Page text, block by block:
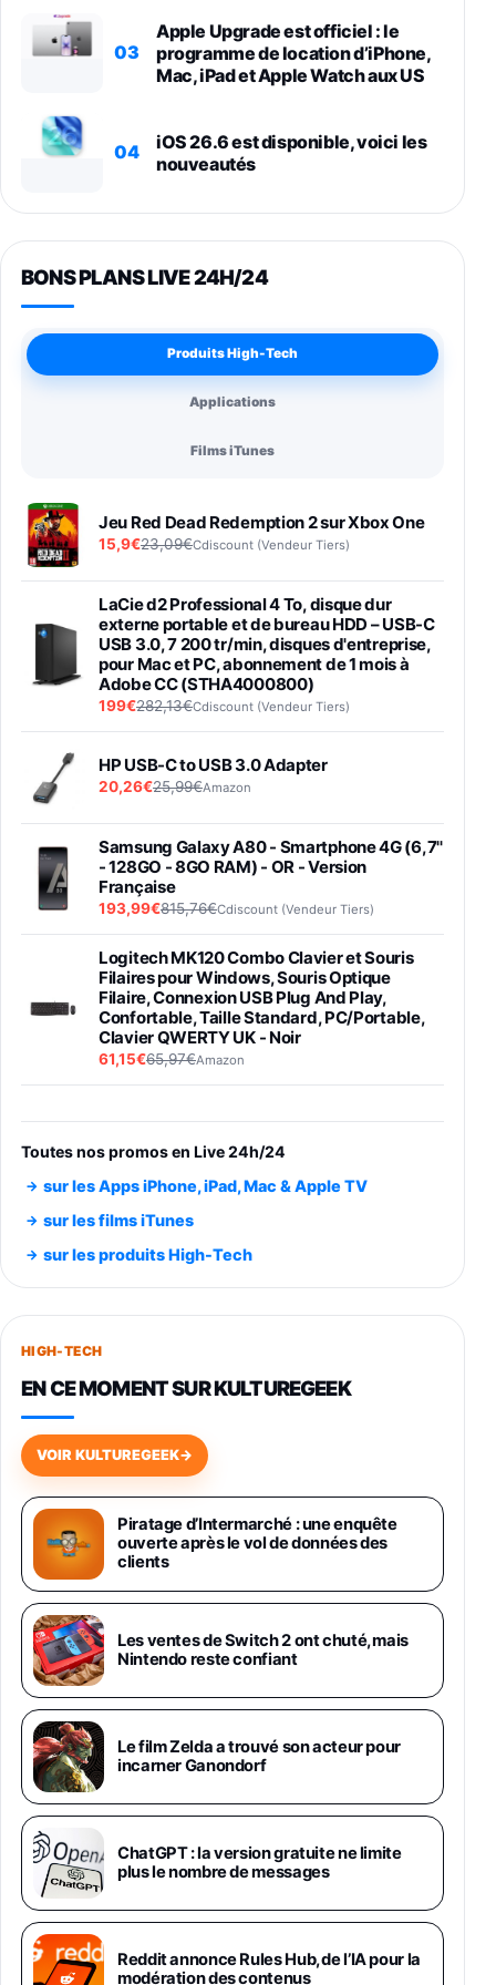
03
Apple Upgrade est officiel : le
programme de location d’iPhone,
Mac, iPad et Apple Watch aux US
04
iOS 26.6 est disponible, voici les
nouveautés
BONS PLANS LIVE 24H/24
Produits High-Tech
Applications
Films iTunes
Jeu Red Dead Redemption 2 sur Xbox One
15,9€23,09€Cdiscount (Vendeur Tiers)
LaCie d2 Professional 4 To, disque dur
externe portable et de bureau HDD – USB-C
USB 3.0, 7 200 tr/min, disques d'entreprise,
pour Mac et PC, abonnement de 1 mois à
Adobe CC (STHA4000800)
199€282,13€Cdiscount (Vendeur Tiers)
HP USB-C to USB 3.0 Adapter
20,26€25,99€Amazon
Samsung Galaxy A80 - Smartphone 4G (6,7''
- 128GO - 8GO RAM) - OR - Version
Française
193,99€815,76€Cdiscount (Vendeur Tiers)
Logitech MK120 Combo Clavier et Souris
Filaires pour Windows, Souris Optique
Filaire, Connexion USB Plug And Play,
Confortable, Taille Standard, PC/Portable,
Clavier QWERTY UK - Noir
61,15€65,97€Amazon
entraénement direct 3 vitesses (33-45-78
trs/min) avec pre-ampli intégré et port USB
Smartphone SAMSUNG Galaxy S26 Ultra
891,99€1199€Fnac (Vendeur Tiers)
Smartphone SAMSUNG Galaxy S26+ Violet
749,99€
648,63€834,71€
Samsung Galaxy Miracle Ultra, Smartphone
Android 5G avec Galaxy AI, 512 Go,
Chargeur Secteur Rapide 25W Inclus,
Smartphone déverrouillé, Noir, Version FR
1019€
Galaxy S26 Ultra 512 Go Bleu
1019€1399€ Fnac (Vendeur Tiers)
Galaxy S26 Ultra 256 Go Violet
892€1199€Fnac (Vendeur Tiers)
Philips SHK2000BL - Casque Enfant - Bleu &
Répartiteur Audio 5 Casques, Blanc
24,94€29,96€Fnac (Vendeur Tiers)
Asus RT-AC59U Routeur sans Fil Double
Bande Gigabit (Serveur et Client VPN, Triple
Vlan, Mode Point d'accès et Bridge, contrôle
Parental, Qos)
Toutes nos promos en Live 24h/24
sur les Apps iPhone, iPad, Mac & Apple TV
sur les films iTunes
sur les produits High-Tech
HIGH-TECH
EN CE MOMENT SUR KULTUREGEEK
VOIR KULTUREGEEK→
Piratage d’Intermarché : une enquête
ouverte après le vol de données des
clients
Les ventes de Switch 2 ont chuté, mais
Nintendo reste confiant
Le film Zelda a trouvé son acteur pour
incarner Ganondorf
ChatGPT : la version gratuite ne limite
plus le nombre de messages
Reddit annonce Rules Hub, de l’IA pour la
modération des contenus